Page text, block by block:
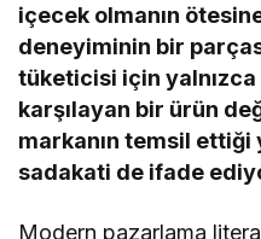
içecek olmanın
deneyiminin bir
tüketicisi için yalnızca
karşılayan bir ürün
markanın temsil ettiği
sadakati de ifade
Modern pazarlama